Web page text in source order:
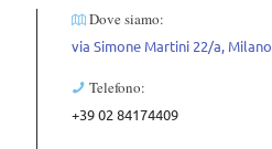
Dove siamo:
via Simone Martini 22/a, Milano
Telefono:
+39 02 84174409